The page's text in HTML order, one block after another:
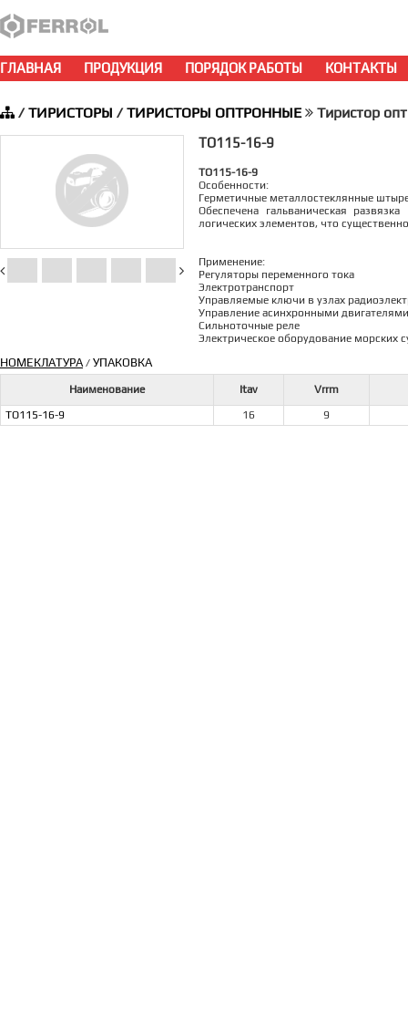
ГЛАВНАЯ ПРОДУКЦИЯ ПОРЯДОК РАБОТЫ КОНТАКТЫ
/ТИРИСТОРЫ /ТИРИСТОРЫ ОПТРОННЫЕ Тиристор
ТО115-16-9
ТО115-16-9
Особенности:
Герметичные металлостеклянные
Обеспечена гальваническая
логических элементов, что
Применение:
Регуляторы переменного тока
Электротранспорт
Управляемые ключи в узлах
Управление асинхронными
Сильноточные реле
Электрическое оборудование морских
НОМЕКЛАТУРА/ УПАКОВКА
Наименование Itav
Vrrm
ТО115-16-9
16 9